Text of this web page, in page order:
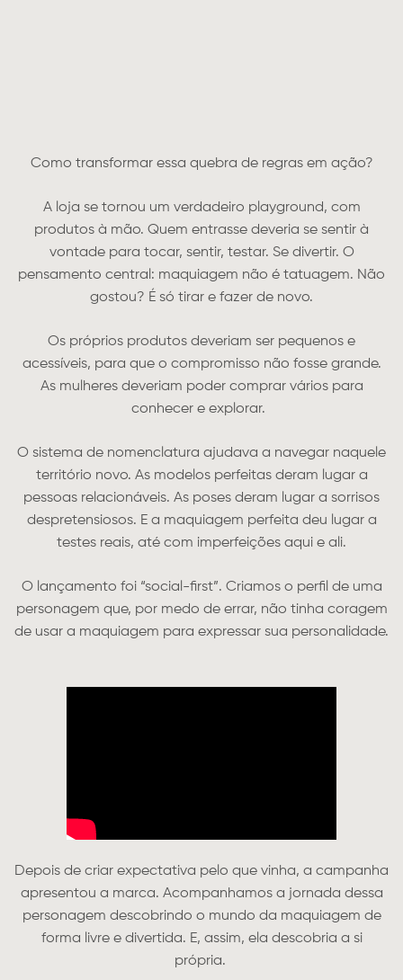
Como transformar essa quebra de regras em ação?
A loja se tornou um verdadeiro playground, com
produtos à mão. Quem entrasse deveria se sentir à
vontade para tocar, sentir, testar. Se divertir. O
pensamento central: maquiagem não é tatuagem. Não
gostou? É só tirar e fazer de novo.
Os próprios produtos deveriam ser pequenos e
acessíveis, para que o compromisso não fosse grande.
As mulheres deveriam poder comprar vários para
conhecer e explorar.
O sistema de nomenclatura ajudava a navegar naquele
território novo. As modelos perfeitas deram lugar a
pessoas relacionáveis. As poses deram lugar a sorrisos
despretensiosos. E a maquiagem perfeita deu lugar a
testes reais, até com imperfeições aqui e ali.
O lançamento foi “social-first”. Criamos o perfil de uma
personagem que, por medo de errar, não tinha coragem
de usar a maquiagem para expressar sua personalidade.
Depois de criar expectativa pelo que vinha, a campanha
apresentou a marca. Acompanhamos a jornada dessa
personagem descobrindo o mundo da maquiagem de
forma livre e divertida. E, assim, ela descobria a si
própria.